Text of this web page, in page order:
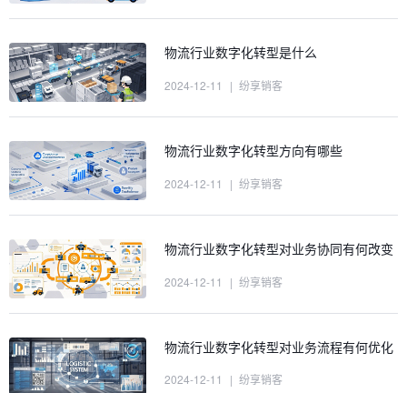
物流行业数字化转型是什么
2024-12-11 | 纷享销客
物流行业数字化转型方向有哪些
2024-12-11 | 纷享销客
物流行业数字化转型对业务协同有何改变
2024-12-11 | 纷享销客
物流行业数字化转型对业务流程有何优化
2024-12-11 | 纷享销客